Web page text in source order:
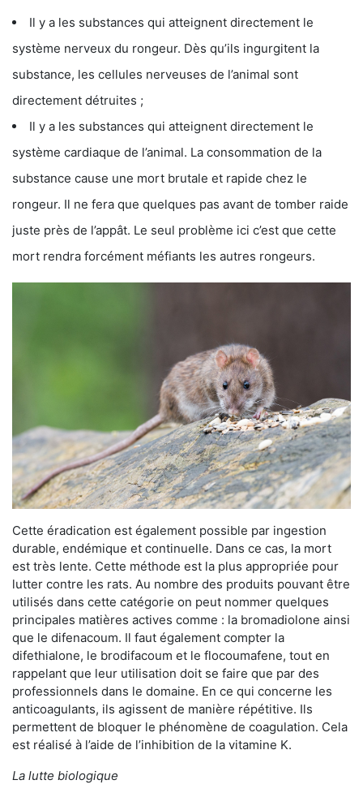
Il y a les substances qui atteignent directement le
système nerveux du rongeur. Dès qu’ils ingurgitent la
substance, les cellules nerveuses de l’animal sont
directement détruites ;
Il y a les substances qui atteignent directement le
système cardiaque de l’animal. La consommation de la
substance cause une mort brutale et rapide chez le
rongeur. Il ne fera que quelques pas avant de tomber raide
juste près de l’appât. Le seul problème ici c’est que cette
mort rendra forcément méfiants les autres rongeurs.
Cette éradication est également possible par ingestion
durable, endémique et continuelle. Dans ce cas, la mort
est très lente. Cette méthode est la plus appropriée pour
lutter contre les rats. Au nombre des produits pouvant être
utilisés dans cette catégorie on peut nommer quelques
principales matières actives comme : la bromadiolone ainsi
que le difenacoum. Il faut également compter la
difethialone, le brodifacoum et le flocoumafene, tout en
rappelant que leur utilisation doit se faire que par des
professionnels dans le domaine. En ce qui concerne les
anticoagulants, ils agissent de manière répétitive. Ils
permettent de bloquer le phénomène de coagulation. Cela
est réalisé à l’aide de l’inhibition de la vitamine K.
La lutte biologique